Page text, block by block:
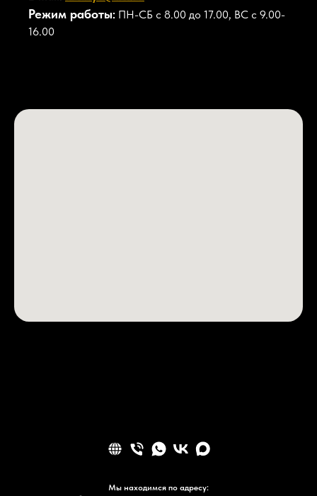
Режим работы: ПН-СБ с 8.00 до 17.00, ВС с 9.00-
16.00
Мы находимся по адресу: